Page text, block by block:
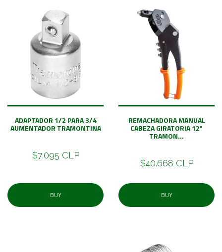
ADAPTADOR 1/2 PARA 3/4
AUMENTADOR TRAMONTINA
$7.095 CLP
BUY
REMACHADORA MANUAL
CABEZA GIRATORIA 12"
TRAMON...
$40.668 CLP
BUY